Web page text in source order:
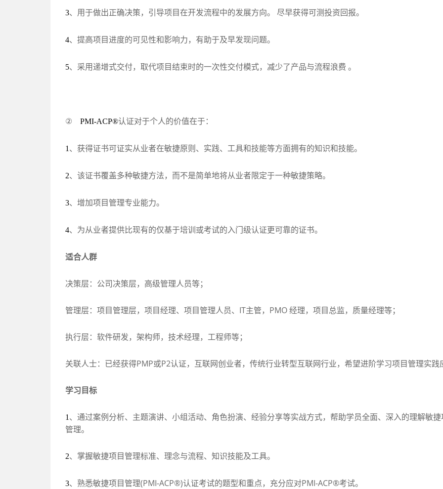
3、用于做出正确决策，引导项目在开发流程中的发展方向。 尽早获得可测投资回报。
4、提高项目进度的可见性和影响力，有助于及早发现问题。
5、采用递增式交付，取代项目结束时的一次性交付模式，减少了产品与流程浪费 。
② PMI-ACP®认证对于个人的价值在于：
1 、获得证书可证实从业者在敏捷原则、实践、工具和技能等方面拥有的知识和技能。
2、该证书覆盖多种敏捷方法，而不是简单地将从业者限定于一种敏捷策略。
3、增加项目管理专业能力。
4、为从业者提供比现有的仅基于培训或考试的入门级认证更可靠的证书。
适合人群
决策层：公司决策层，高级管理人员等；
管理层：项目管理层，项目经理、项目管理人员、 IT主管， PMO经理，项目总监，质量经理等；
执行层：软件研发，架构师，技术经理，工程师等；
关联人士：已经获得PMP或P2认证，互联网创业者，传统行业转型互联网行业，希望进阶学习项目管理实践
学习目标
1 、通过案例分析、主题演讲、小组活动、角色扮演、经验分享等实战方式，帮助学员全面、深入的理解敏
管理。
2、掌握敏捷项目管理标准、理念与流程、知识技能及工具。
3、熟悉敏捷项目管理(PMI-ACP®)认证考试的题型和重点，充分应对PMI-ACP®考试。